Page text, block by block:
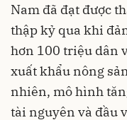
Nam đã đạt được
thập kỷ qua khi
hơn 100 triệu dân
xuất khẩu nông
nhiên, mô hình
tài nguyên và đầu